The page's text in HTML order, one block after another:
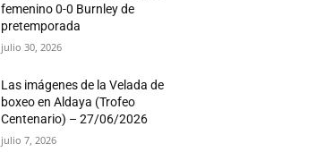
femenino 0-0 Burnley de
pretemporada
julio 30, 2026
Las imágenes de la Velada de
boxeo en Aldaya (Trofeo
Centenario) – 27/06/2026
julio 7, 2026